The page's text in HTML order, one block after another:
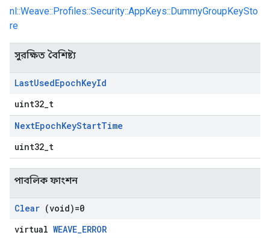
nl::Weave::Profiles::Security::AppKeys::DummyGroupKeySto
re
সুরক্ষিত বৈশিষ্ট্য
LastUsedEpochKeyId
uint32_t
NextEpochKeyStartTime
uint32_t
পাবলিক ফাংশন
Clear (void)=0
virtual WEAVE_ERROR